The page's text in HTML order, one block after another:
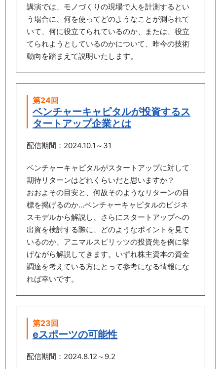
講演では、モノづくりの現場で人を計測するとい
う場合に、何を使ってどのようなことが測られて
いて、何に役立てられているのか、または、役立
てられようとしているのかについて、昨今の技術
動向を踏まえて説明いたします。
第24回
ベンチャーキャピタルが投資するス
タートアップ企業とは
配信期間：2024.10.1～31
ベンチャーキャピタルがスタートアップに対して
期待リターンはどれくらいだと思いますか？
おおよその目安と、何故そのようなリターンの目
標を掲げるのか…ベンチャーキャピタルのビジネ
スモデルから解説し、さらにスタートアップへの
出資を検討する際に、どのようなポイントを見て
いるのか、アニマルスピリッツの投資先を例に挙
げながら解説してきます。いずれ株主資本の資金
調達を考えている方にとって参考になる情報にな
れば幸いです。
第23回
eスポーツの可能性
配信期間：2024.8.12～9.2